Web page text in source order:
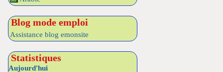
Blog mode emploi
Assistance blog emonsite
Statistiques
Aujourd'hui